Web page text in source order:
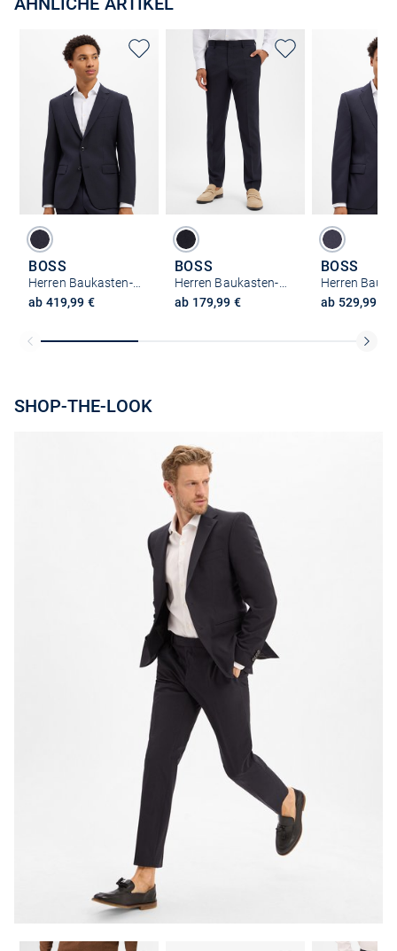
BOSS
Herren Baukasten-Schurwoll-Sakko - H-Huge-S-MM-251
ab 419,99 €
BOSS
ab 179,99 €
BOSS
ab 529,99 €
SHOP-THE-LOOK